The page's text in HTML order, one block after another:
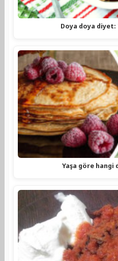
Doya doya diyet:
Yaşa göre hangi